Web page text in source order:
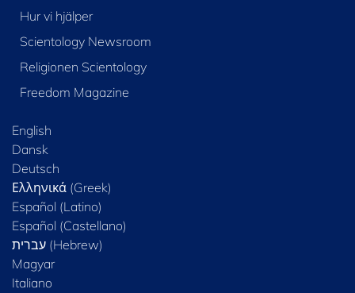
Hur vi hjälper
Scientology Newsroom
Religionen Scientology
Freedom Magazine
English
Dansk
Deutsch
Ελληνικά (Greek)
Español (Latino)
Español (Castellano)
Magyar
Italiano